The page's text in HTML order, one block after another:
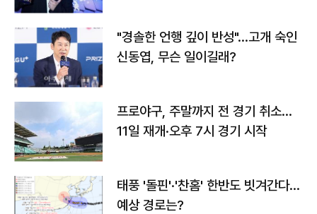
"경솔한 언행 깊이 반성"…고개 숙인
신동엽, 무슨 일이길래?
프로야구, 주말까지 전 경기 취소…
11일 재개·오후 7시 경기 시작
태풍 '돌핀'·'찬홈' 한반도 빗겨간다…
예상 경로는?